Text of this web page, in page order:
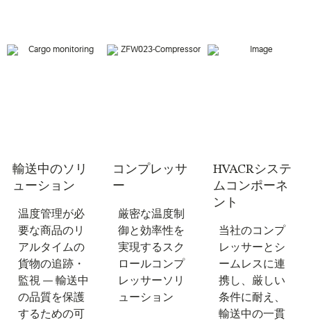
輸送中のソリ
ューション
温度管理が必
要な商品のリ
アルタイムの
貨物の追跡・
監視 — 輸送中
の品質を保護
するための可
コンプレッサ
ー
厳密な温度制
御と効率性を
実現するスク
ロールコンプ
レッサーソリ
ューション
HVACRシステ
ムコンポーネ
ント
当社のコンプ
レッサーとシ
ームレスに連
携し、厳しい
条件に耐え、
輸送中の一貫